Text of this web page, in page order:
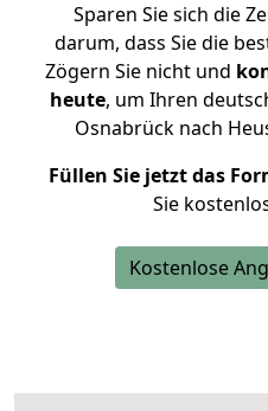
Sparen Sie sich die
darum, dass Sie die
Zögern Sie nicht und
heute, um Ihren
Osnabrück nach
Füllen Sie jetzt das
Sie
Kostenlose